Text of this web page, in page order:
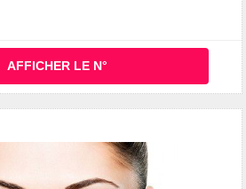
AFFICHER LE N°